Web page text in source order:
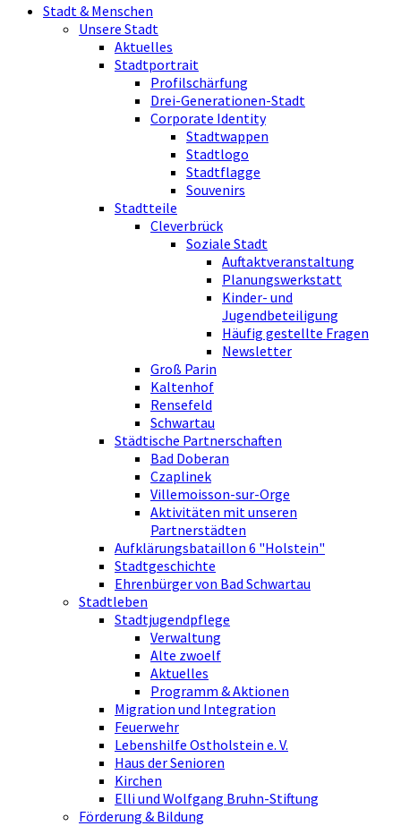
Stadt & Menschen
Unsere Stadt
Aktuelles
Stadtportrait
Profilschärfung
Drei-Generationen-Stadt
Corporate Identity
Stadtwappen
Stadtlogo
Stadtflagge
Souvenirs
Stadtteile
Cleverbrück
Soziale Stadt
Auftaktveranstaltung
Planungswerkstatt
Kinder- und
Jugendbeteiligung
Häufig gestellte Fragen
Newsletter
Groß Parin
Kaltenhof
Rensefeld
Schwartau
Städtische Partnerschaften
Bad Doberan
Czaplinek
Villemoisson-sur-Orge
Aktivitäten mit unseren
Partnerstädten
Aufklärungsbataillon 6 "Holstein"
Stadtgeschichte
Ehrenbürger von Bad Schwartau
Stadtleben
Stadtjugendpflege
Verwaltung
Alte zwoelf
Aktuelles
Programm & Aktionen
Migration und Integration
Feuerwehr
Lebenshilfe Ostholstein e. V.
Haus der Senioren
Kirchen
Elli und Wolfgang Bruhn-Stiftung
Förderung & Bildung